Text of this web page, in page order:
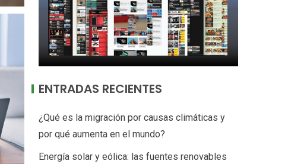
ENTRADAS RECIENTES
¿Qué es la migración por causas climáticas y
por qué aumenta en el mundo?
Energía solar y eólica: las fuentes renovables